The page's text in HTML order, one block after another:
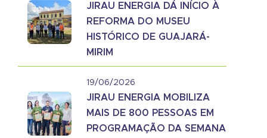
JIRAU ENERGIA DÁ INÍCIO À
REFORMA DO MUSEU
HISTÓRICO DE GUAJARÁ-
MIRIM
19/06/2026
JIRAU ENERGIA MOBILIZA
MAIS DE 800 PESSOAS EM
PROGRAMAÇÃO DA SEMANA